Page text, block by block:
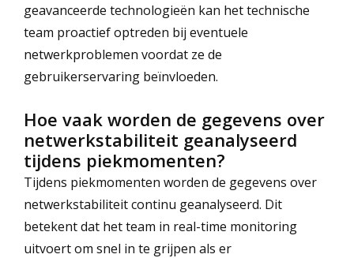
geavanceerde technologieën kan het technische
team proactief optreden bij eventuele
netwerkproblemen voordat ze de
gebruikerservaring beïnvloeden.
Hoe vaak worden de gegevens over
netwerkstabiliteit geanalyseerd
tijdens piekmomenten?
Tijdens piekmomenten worden de gegevens over
netwerkstabiliteit continu geanalyseerd. Dit
betekent dat het team in real-time monitoring
uitvoert om snel in te grijpen als er